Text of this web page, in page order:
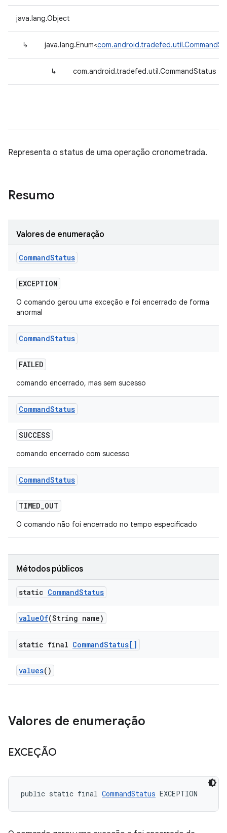
java.lang.Object
↳ java.lang.Enum<
↳ com.android.tradefed.util.CommandStatus
Representa o status de uma operação cronometrada.
Resumo
Valores de enumeração
CommandStatus
EXCEPTION
O comando gerou uma exceção e foi encerrado de forma
anormal
CommandStatus
FAILED
comando encerrado, mas sem sucesso
CommandStatus
SUCCESS
comando encerrado com sucesso
CommandStatus
TIMED_OUT
O comando não foi encerrado no tempo especificado
Métodos públicos
static CommandStatus
valueOf(String name)
static final CommandStatus[]
values()
Valores de enumeração
EXCEÇÃO
public static final CommandStatus EXCEPTION